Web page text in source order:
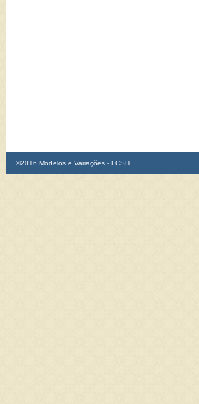
©2016 Modelos e Variações - FCSH